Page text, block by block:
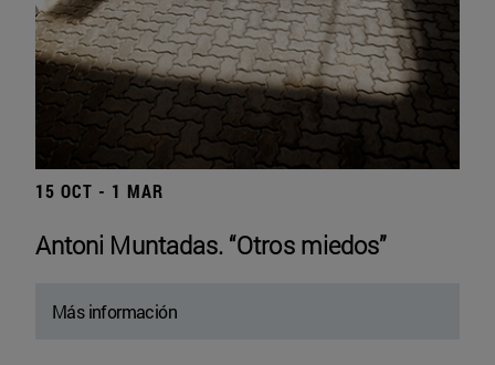
15 OCT - 1 MAR
Antoni Muntadas. “Otros miedos”
Más información